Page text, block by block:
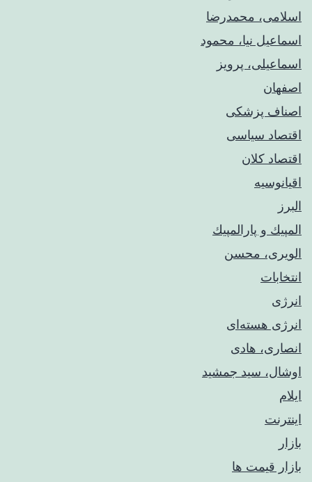
اسلامی، محمدرضا
اسماعیل نیا، محمود
اسماعیلی، پرویز
اصفهان
اصناف پزشکی
اقتصاد سیاسی
اقتصاد کلان
اقیانوسیه
البرز
المپيك و پارالمپيك
الویری، محسن
انتخابات
انرژی
انرژی هسته‌ای
انصاری، هادی
اوشال، سید جمشید
ایلام
اینترنت
بازار
بازار قیمت ها